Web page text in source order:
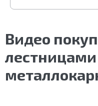
Видео